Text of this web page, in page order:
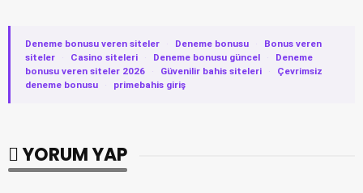
Deneme bonusu veren siteler · Deneme bonusu ·
Bonus veren
siteler
· Casino siteleri · Deneme bonusu güncel ·
Deneme
bonusu veren siteler 2026
· Güvenilir bahis siteleri ·
Çevrimsiz
deneme bonusu
· primebahis giriş
YORUM YAP